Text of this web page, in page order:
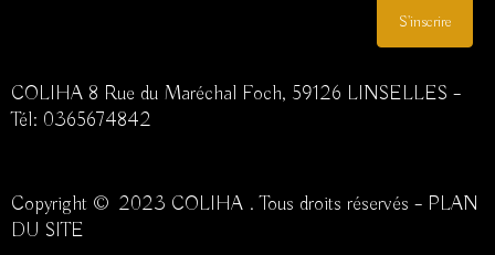
S'inscrire
COLIHA 8 Rue du Maréchal Foch, 59126 LINSELLES –
Tél: 0365674842
Copyright © 2023 COLIHA . Tous droits réservés – PLAN
DU SITE